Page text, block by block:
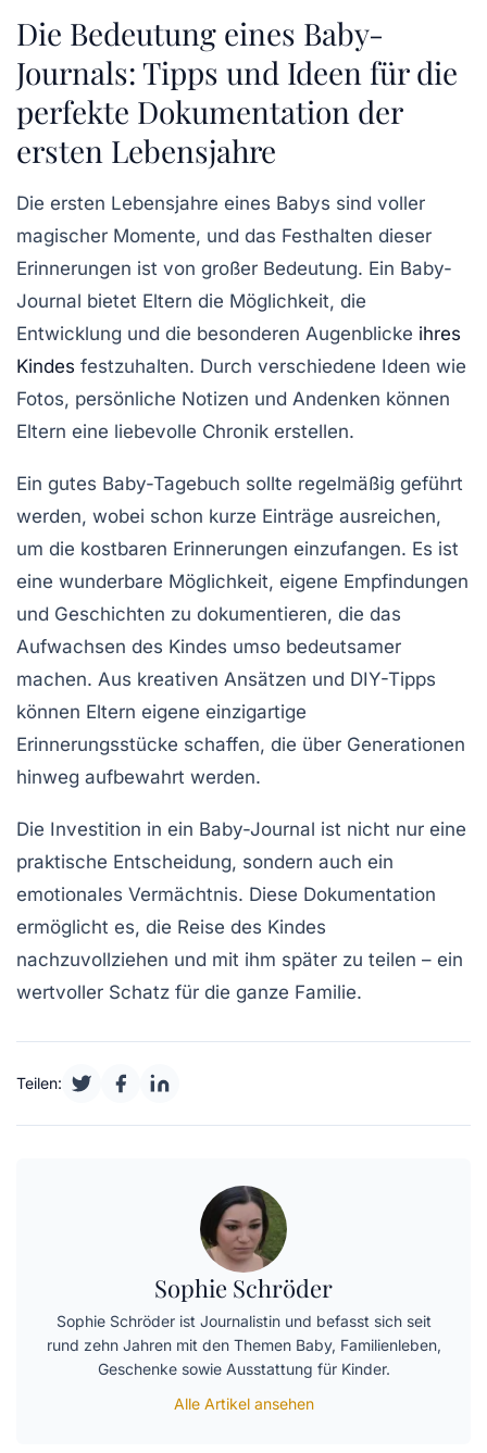
Die Bedeutung eines Baby-
Journals: Tipps und Ideen für die
perfekte Dokumentation der
ersten Lebensjahre
Die ersten Lebensjahre eines Babys sind voller
magischer Momente, und das Festhalten dieser
Erinnerungen ist von großer Bedeutung. Ein Baby-
Journal bietet Eltern die Möglichkeit, die
Entwicklung und die besonderen Augenblicke ihres
Kindes festzuhalten. Durch verschiedene Ideen wie
Fotos, persönliche Notizen und Andenken können
Eltern eine liebevolle Chronik erstellen.
Ein gutes Baby-Tagebuch sollte regelmäßig geführt
werden, wobei schon kurze Einträge ausreichen,
um die kostbaren Erinnerungen einzufangen. Es ist
eine wunderbare Möglichkeit, eigene Empfindungen
und Geschichten zu dokumentieren, die das
Aufwachsen des Kindes umso bedeutsamer
machen. Aus kreativen Ansätzen und DIY-Tipps
können Eltern eigene einzigartige
Erinnerungsstücke schaffen, die über Generationen
hinweg aufbewahrt werden.
Die Investition in ein Baby-Journal ist nicht nur eine
praktische Entscheidung, sondern auch ein
emotionales Vermächtnis. Diese Dokumentation
ermöglicht es, die Reise des Kindes
nachzuvollziehen und mit ihm später zu teilen – ein
wertvoller Schatz für die ganze Familie.
Teilen:
Sophie Schröder
Sophie Schröder ist Journalistin und befasst sich seit
rund zehn Jahren mit den Themen Baby, Familienleben,
Geschenke sowie Ausstattung für Kinder.
Alle Artikel ansehen